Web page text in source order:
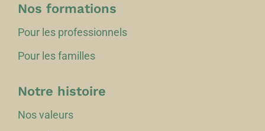
Nos formations
Pour les professionnels
Pour les familles
Notre histoire
Nos valeurs